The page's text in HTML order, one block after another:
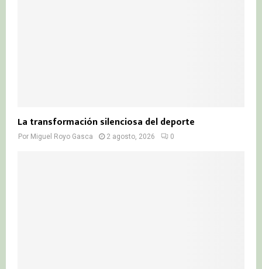
La transformación silenciosa del deporte
Por Miguel Royo Gasca 2 agosto, 2026 0